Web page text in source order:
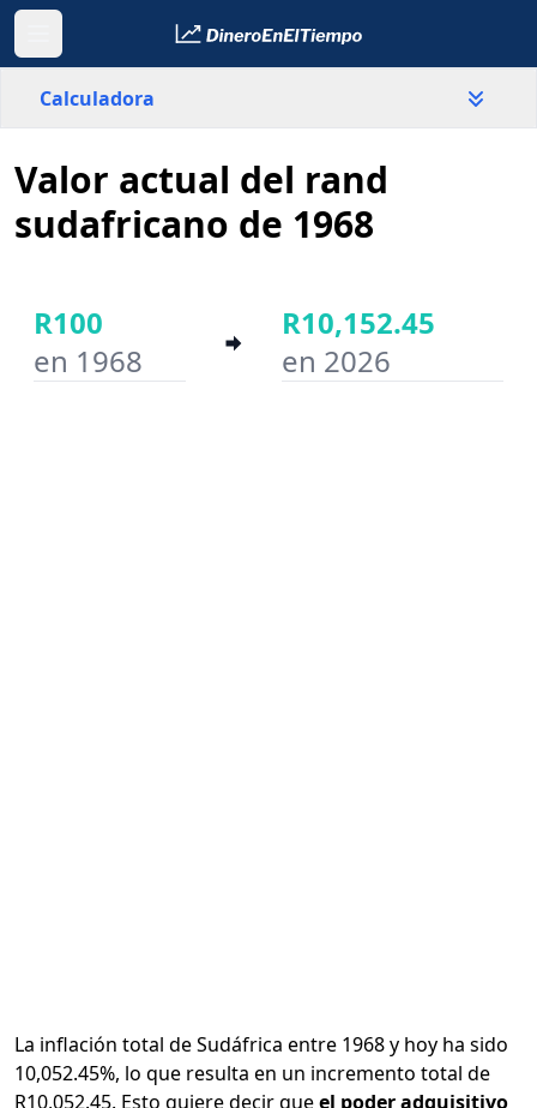
Calculadora
Sudáfrica
País
Año inicial
Valor actual del rand
sudafricano de 1968
R100
en 1968
R10,152.45
en 2026
La inflación total de Sudáfrica entre 1968 y hoy ha sido
10,052.45%, lo que resulta en un incremento total de
R10,052.45. Esto quiere decir queel poder adquisitivo